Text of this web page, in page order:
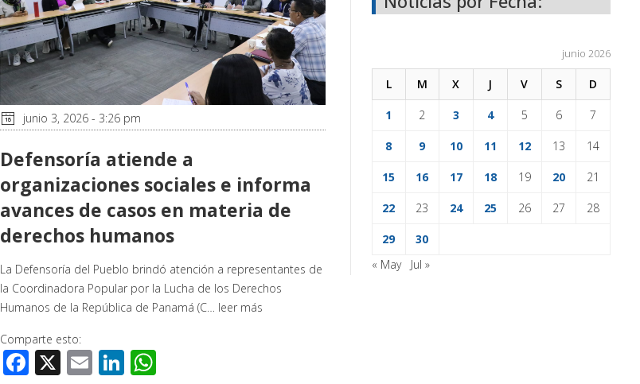
junio 3, 2026 - 3:26 pm
Defensoría atiende a
organizaciones sociales e informa
avances de casos en materia de
derechos humanos
La Defensoría del Pueblo brindó atención a representantes de
la Coordinadora Popular por la Lucha de los Derechos
Humanos de la República de Panamá (C… leer más
Comparte esto:
Facebook
X EmailLinkedIn
junio 2026
L M X J V S D
1 2 3 4 5 6 7
8 9 10 11 12 13 14
15 16 17 18 19 20 21
22 23 24 25 26 27 28
29
30
« May
Jul »